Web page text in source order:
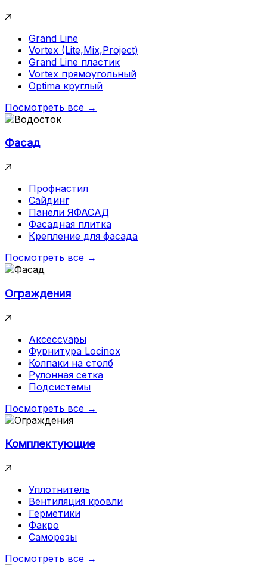
Grand Line
Vortex (Lite,Mix,Project)
Grand Line пластик
Vortex прямоугольный
Optima круглый
Посмотреть все →
Фасад
Профнастил
Сайдинг
Панели ЯФАСАД
Фасадная плитка
Крепление для фасада
Посмотреть все →
Ограждения
Аксессуары
Фурнитура Locinox
Колпаки на столб
Рулонная сетка
Подсистемы
Посмотреть все →
Комплектующие
Уплотнитель
Вентиляция кровли
Герметики
Факро
Саморезы
Посмотреть все →